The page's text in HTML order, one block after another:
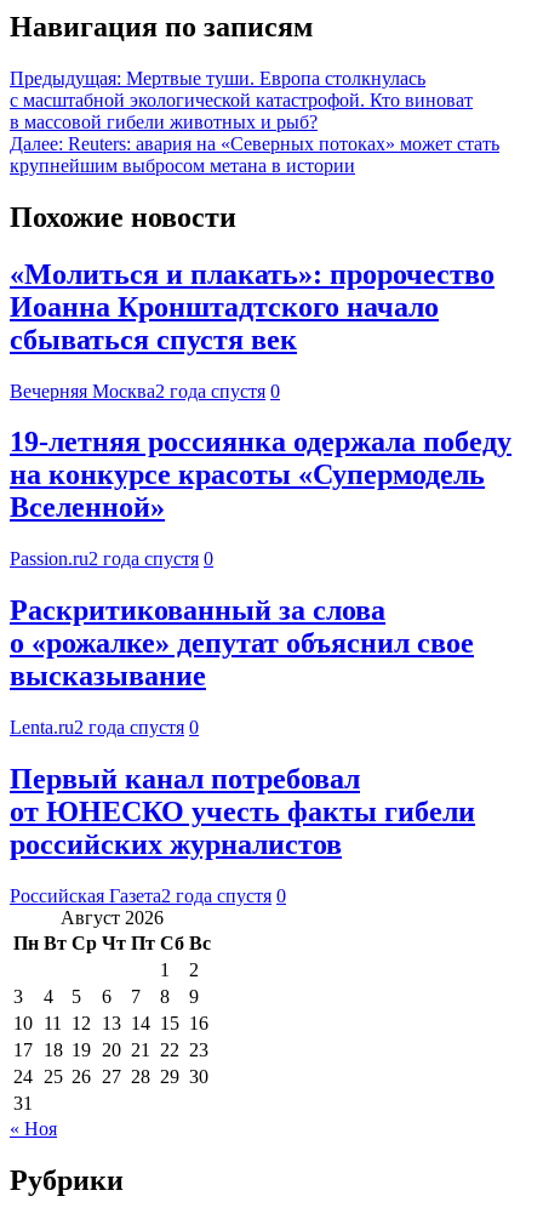
Навигация по записям
Предыдущая: Мертвые туши. Европа столкнулась
с масштабной экологической катастрофой. Кто виноват
в массовой гибели животных и рыб?
Далее: Reuters: авария на «Северных потоках» может стать
крупнейшим выбросом метана в истории
Похожие новости
«Молиться и плакать»: пророчество
Иоанна Кронштадтского начало
сбываться спустя век
Вечерняя Москва2 года спустя 0
19-летняя россиянка одержала победу
на конкурсе красоты «Супермодель
Вселенной»
Passion.ru2 года спустя 0
Раскритикованный за слова
о «рожалке» депутат объяснил свое
высказывание
Lenta.ru2 года спустя 0
Первый канал потребовал
от ЮНЕСКО учесть факты гибели
российских журналистов
Российская Газета2 года спустя 0
Август 2026
Пн Вт Ср Чт Пт Сб Вс
1
2
3
4 5 6 7 8
9
10 11 12 13 14 15 16
17 18 19 20 21 22 23
24 25 26 27 28 29 30
31
« Ноя
Рубрики